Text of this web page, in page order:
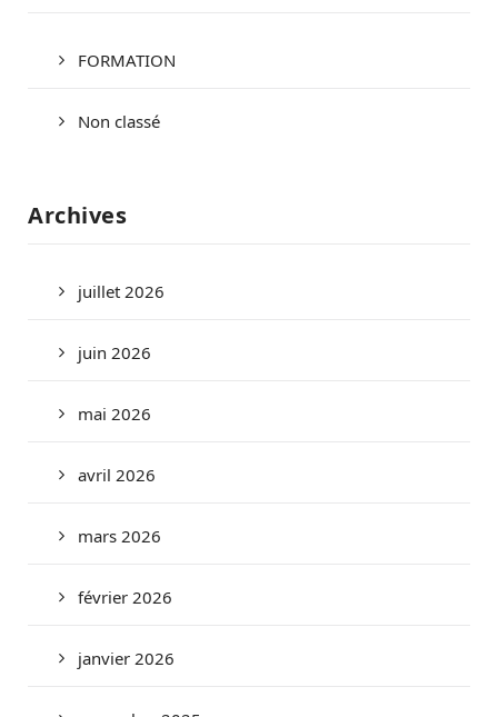
FORMATION
Non classé
Archives
juillet 2026
juin 2026
mai 2026
avril 2026
mars 2026
février 2026
janvier 2026